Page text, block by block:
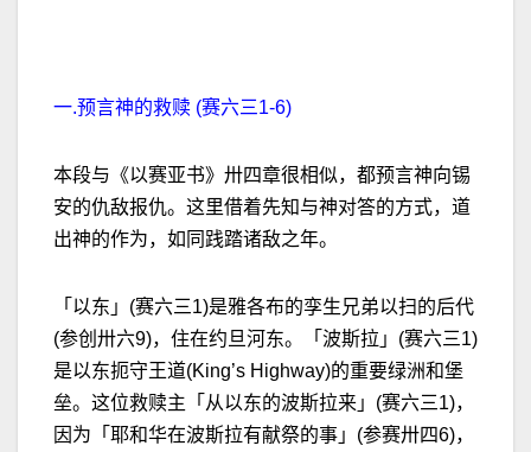
一.预言神的救赎 (赛六三1-6)
本段与《以赛亚书》卅四章很相似，都预言神向锡
安的仇敌报仇。这里借着先知与神对答的方式，道
出神的作为，如同践踏诸敌之年。
「以东」(赛六三1)是雅各布的孪生兄弟以扫的后代
(参创卅六9)，住在约旦河东。「波斯拉」(赛六三1)
是以东扼守王道(King’s Highway)的重要绿洲和堡
垒。这位救赎主「从以东的波斯拉来」(赛六三1)，
因为「耶和华在波斯拉有献祭的事」(参赛卅四6)，